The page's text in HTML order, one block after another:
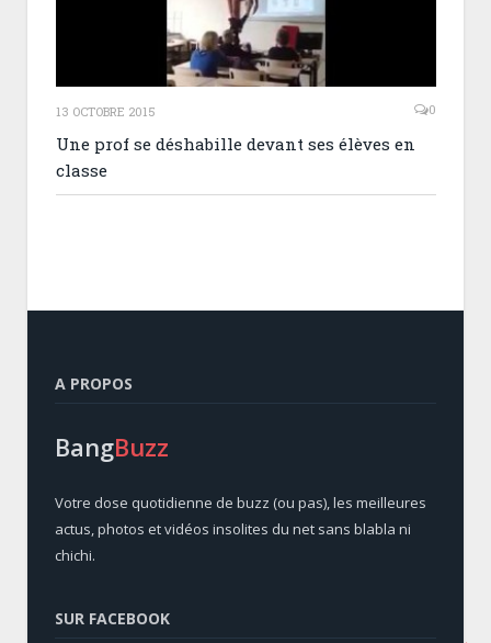
13 OCTOBRE 2015 0
Une prof se déshabille devant ses élèves en
classe
A PROPOS
BangBuzz
Votre dose quotidienne de buzz (ou pas), les meilleures
actus, photos et vidéos insolites du net sans blabla ni
chichi.
SUR FACEBOOK